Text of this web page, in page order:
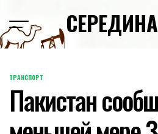
content
POSTED
IN
ТРАНСПОРТ
Пакистан